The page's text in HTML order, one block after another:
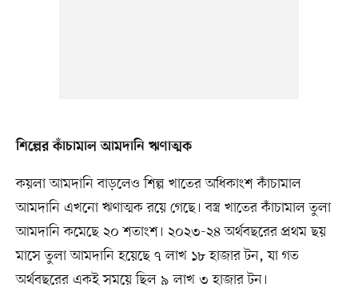
শিল্পের কাঁচামাল আমদানি ঋণাত্মক
কয়লা আমদানি বাড়লেও শিল্প খাতের অধিকাংশ কাঁচামাল
আমদানি এখনো ঋণাত্মক রয়ে গেছে। বস্ত্র খাতের কাঁচামাল তুলা
আমদানি কমেছে ২০ শতাংশ। ২০২৩-২৪ অর্থবছরের প্রথম ছয়
মাসে তুলা আমদানি হয়েছে ৭ লাখ ১৮ হাজার টন, যা গত
অর্থবছরের একই সময়ে ছিল ৯ লাখ ৩ হাজার টন।